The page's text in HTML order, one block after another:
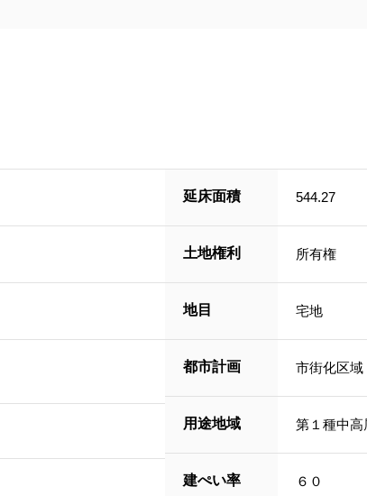
延床面積 544.27
土地権利 所有権
地目 宅地
都市計画 市街化区域
用途地域 第１種中
建ぺい率 ６０